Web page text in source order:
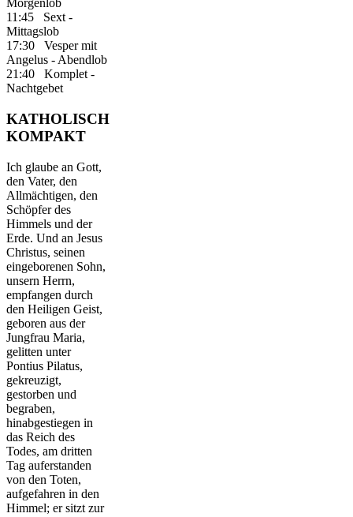
Morgenlob
11:45 Sext -
Mittagslob
17:30 Vesper mit
Angelus - Abendlob
21:40 Komplet -
Nachtgebet
KATHOLISCH
KOMPAKT
Ich glaube an Gott,
den Vater, den
Allmächtigen, den
Schöpfer des
Himmels und der
Erde. Und an Jesus
Christus, seinen
eingeborenen Sohn,
unsern Herrn,
empfangen durch
den Heiligen Geist,
geboren aus der
Jungfrau Maria,
gelitten unter
Pontius Pilatus,
gekreuzigt,
gestorben und
begraben,
hinabgestiegen in
das Reich des
Todes, am dritten
Tag auferstanden
von den Toten,
aufgefahren in den
Himmel; er sitzt zur